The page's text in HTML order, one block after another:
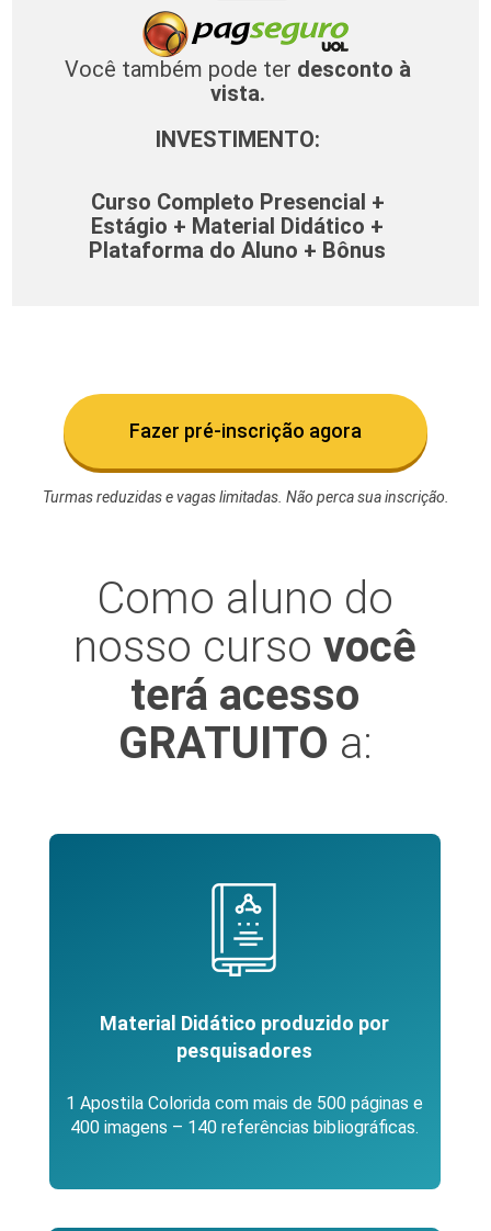
Você também pode ter desconto à
vista.
INVESTIMENTO:
Curso Completo Presencial +
Estágio + Material Didático +
Plataforma do Aluno + Bônus
Fazer pré-inscrição agora
Turmas reduzidas e vagas limitadas. Não perca sua inscrição.
Como aluno do
nosso cursovocê
terá acesso
GRATUITO a:
Material Didático produzido por
pesquisadores
1 Apostila Colorida com mais de 500 páginas e
400 imagens – 140 referências bibliográficas.